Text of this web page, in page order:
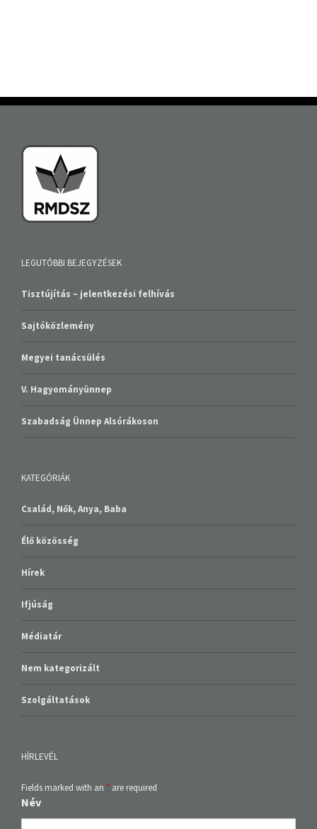
LEGUTÓBBI BEJEGYZÉSEK
Tisztújítás – jelentkezési felhívás
Sajtóközlemény
Megyei tanácsülés
V. Hagyományünnep
Szabadság Ünnep Alsórákoson
KATEGÓRIÁK
Család, Nők, Anya, Baba
Élő közösség
Hírek
Ifjúság
Médiatár
Nem kategorizált
Szolgáltatások
HÍRLEVÉL
Fields marked with an * are required
Név